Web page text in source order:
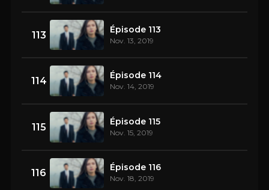
113 Épisode 113
Nov. 13, 2019
114 Épisode 114
Nov. 14, 2019
115 Épisode 115
Nov. 15, 2019
116 Épisode 116
Nov. 18, 2019